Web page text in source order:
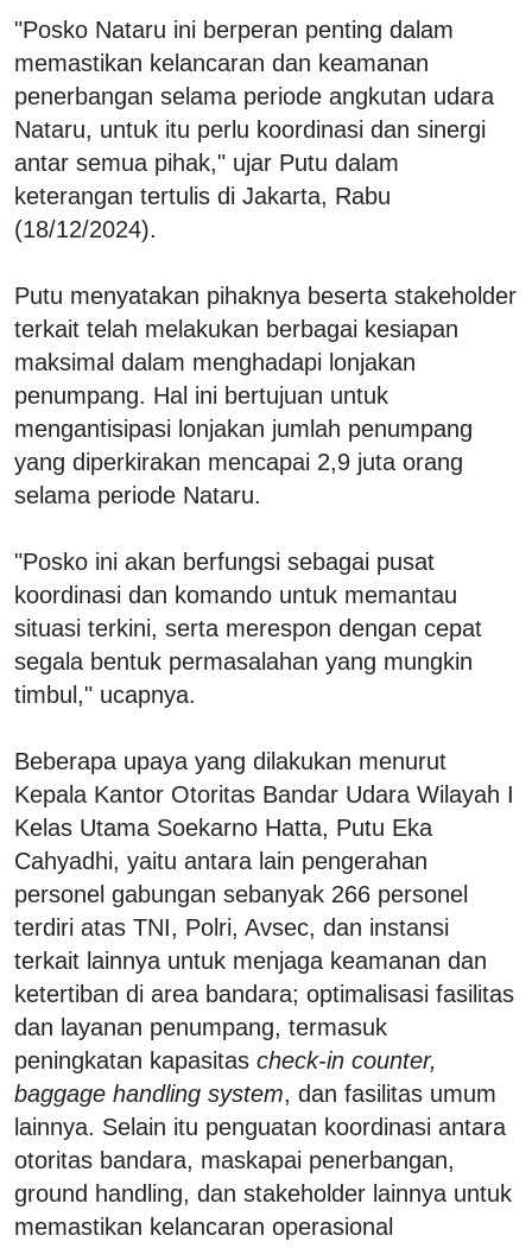
"Posko Nataru ini berperan penting dalam
memastikan kelancaran dan keamanan
penerbangan selama periode angkutan udara
Nataru, untuk itu perlu koordinasi dan sinergi
antar semua pihak," ujar Putu dalam
keterangan tertulis di Jakarta, Rabu
(18/12/2024).
Putu menyatakan pihaknya beserta stakeholder
terkait telah melakukan berbagai kesiapan
maksimal dalam menghadapi lonjakan
penumpang. Hal ini bertujuan untuk
mengantisipasi lonjakan jumlah penumpang
yang diperkirakan mencapai 2,9 juta orang
selama periode Nataru.
"Posko ini akan berfungsi sebagai pusat
koordinasi dan komando untuk memantau
situasi terkini, serta merespon dengan cepat
segala bentuk permasalahan yang mungkin
timbul," ucapnya.
Beberapa upaya yang dilakukan menurut
Kepala Kantor Otoritas Bandar Udara Wilayah I
Kelas Utama Soekarno Hatta, Putu Eka
Cahyadhi, yaitu antara lain pengerahan
personel gabungan sebanyak 266 personel
terdiri atas TNI, Polri, Avsec, dan instansi
terkait lainnya untuk menjaga keamanan dan
ketertiban di area bandara; optimalisasi fasilitas
dan layanan penumpang, termasuk
peningkatan kapasitas check-in counter,
baggage handling system, dan fasilitas umum
lainnya. Selain itu penguatan koordinasi antara
otoritas bandara, maskapai penerbangan,
ground handling, dan stakeholder lainnya untuk
memastikan kelancaran operasional